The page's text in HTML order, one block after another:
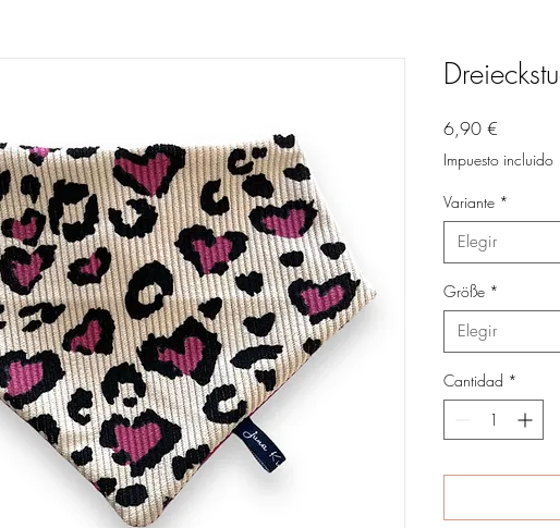
6,90 €
Impuesto incluido
Variante *
Elegir
Größe *
Elegir
Cantidad *